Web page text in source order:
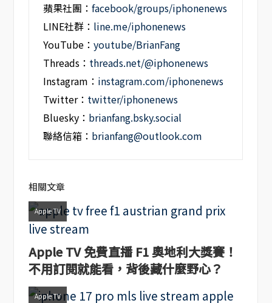
蘋果社團：facebook/groups/iphonenews
LINE社群： line.me/iphonenews
YouTube：youtube/BrianFang
Threads： threads.net/@iphonenews
Instagram： instagram.com/iphonenews
Twitter： twitter/iphonenews
Bluesky： brianfang.bsky.social
聯絡信箱： brianfang@outlook.com
相關文章
Apple TV
Apple TV 免費直播 F1 奧地利大獎賽！
不用訂閱就能看，背後藏什麼野心？
Apple TV